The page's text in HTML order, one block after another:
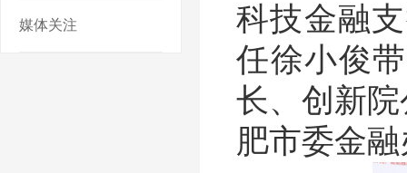
媒体关注
科技金融
任徐小俊
长、创新
肥市委金